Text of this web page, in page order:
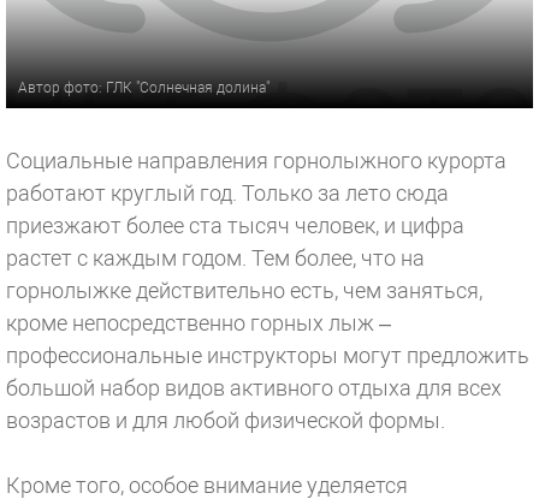
Автор фото: ГЛК "Солнечная долина"
Социальные направления горнолыжного курорта
работают круглый год. Только за лето сюда
приезжают более ста тысяч человек, и цифра
растет с каждым годом. Тем более, что на
горнолыжке действительно есть, чем заняться,
кроме непосредственно горных лыж –
профессиональные инструкторы могут предложить
большой набор видов активного отдыха для всех
возрастов и для любой физической формы.
Кроме того, особое внимание уделяется